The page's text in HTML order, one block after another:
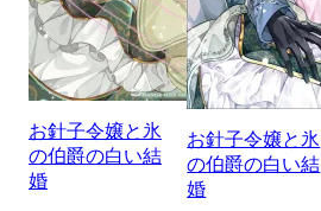
お針子令嬢と氷
の伯爵の白い結
婚
お針子令嬢と氷
の伯爵の白い結
婚